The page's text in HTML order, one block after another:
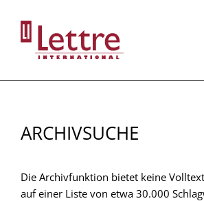
Inhalt
ARCHIVSUCHE
Die Archivfunktion bietet keine
auf einer Liste von etwa 30.000